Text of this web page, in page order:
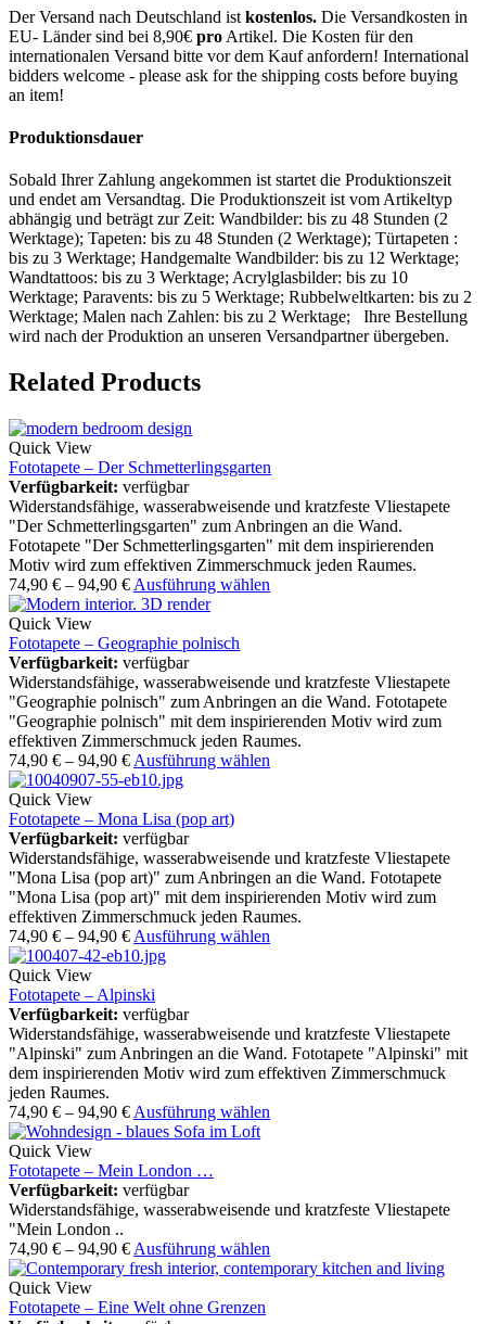
Der Versand nach Deutschland ist kostenlos. Die Versandkosten in
EU- Länder sind bei 8,90€ pro Artikel. Die Kosten für den
internationalen Versand bitte vor dem Kauf anfordern! International
bidders welcome - please ask for the shipping costs before buying
an item!
Produktionsdauer
Sobald Ihrer Zahlung angekommen ist startet die Produktionszeit
und endet am Versandtag. Die Produktionszeit ist vom Artikeltyp
abhängig und beträgt zur Zeit: Wandbilder: bis zu 48 Stunden (2
Werktage); Tapeten: bis zu 48 Stunden (2 Werktage); Türtapeten :
bis zu 3 Werktage; Handgemalte Wandbilder: bis zu 12 Werktage;
Wandtattoos: bis zu 3 Werktage; Acrylglasbilder: bis zu 10
Werktage; Paravents: bis zu 5 Werktage; Rubbelweltkarten: bis zu 2
Werktage; Malen nach Zahlen: bis zu 2 Werktage; Ihre Bestellung
wird nach der Produktion an unseren Versandpartner übergeben.
Related Products
Quick View
Fototapete – Der Schmetterlingsgarten
Verfügbarkeit: verfügbar
Widerstandsfähige, wasserabweisende und kratzfeste Vliestapete
"Der Schmetterlingsgarten" zum Anbringen an die Wand.
Fototapete "Der Schmetterlingsgarten" mit dem inspirierenden
Motiv wird zum effektiven Zimmerschmuck jeden Raumes.
74,90 € – 94,90 € Ausführung wählen
Quick View
Fototapete – Geographie polnisch
Verfügbarkeit: verfügbar
Widerstandsfähige, wasserabweisende und kratzfeste Vliestapete
"Geographie polnisch" zum Anbringen an die Wand. Fototapete
"Geographie polnisch" mit dem inspirierenden Motiv wird zum
effektiven Zimmerschmuck jeden Raumes.
74,90 € – 94,90 € Ausführung wählen
Quick View
Fototapete – Mona Lisa (pop art)
Verfügbarkeit: verfügbar
Widerstandsfähige, wasserabweisende und kratzfeste Vliestapete
"Mona Lisa (pop art)" zum Anbringen an die Wand. Fototapete
"Mona Lisa (pop art)" mit dem inspirierenden Motiv wird zum
effektiven Zimmerschmuck jeden Raumes.
74,90 € – 94,90 € Ausführung wählen
Quick View
Fototapete – Alpinski
Verfügbarkeit: verfügbar
Widerstandsfähige, wasserabweisende und kratzfeste Vliestapete
"Alpinski" zum Anbringen an die Wand. Fototapete "Alpinski" mit
dem inspirierenden Motiv wird zum effektiven Zimmerschmuck
jeden Raumes.
74,90 € – 94,90 € Ausführung wählen
Quick View
Fototapete – Mein London …
Verfügbarkeit: verfügbar
Widerstandsfähige, wasserabweisende und kratzfeste Vliestapete
"Mein London ..
74,90 € – 94,90 € Ausführung wählen
Quick View
Fototapete – Eine Welt ohne Grenzen